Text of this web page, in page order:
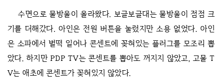
수면으로 물방울이 올라왔다. 보글보글대는 물방울이 점점 크
기를 더해갔다. 아인은 전원 버튼을 눌렀지만 소용 없었다. 아인
은 소파에서 벌떡 일어나 콘센트에 꽂혀있는 플러그를 모조리 뽑
았다. 하지만 PDP TV는 콘센트를 뽑아도 꺼지지 않았고, 고물 T
V는 애초에 콘센트가 꽂혀있지 않았다.